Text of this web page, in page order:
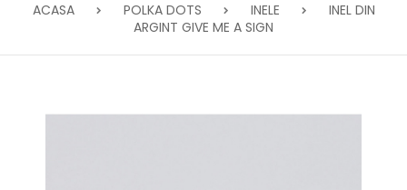
ACASA POLKA DOTS INELE
INEL DIN
ARGINT GIVE ME A SIGN